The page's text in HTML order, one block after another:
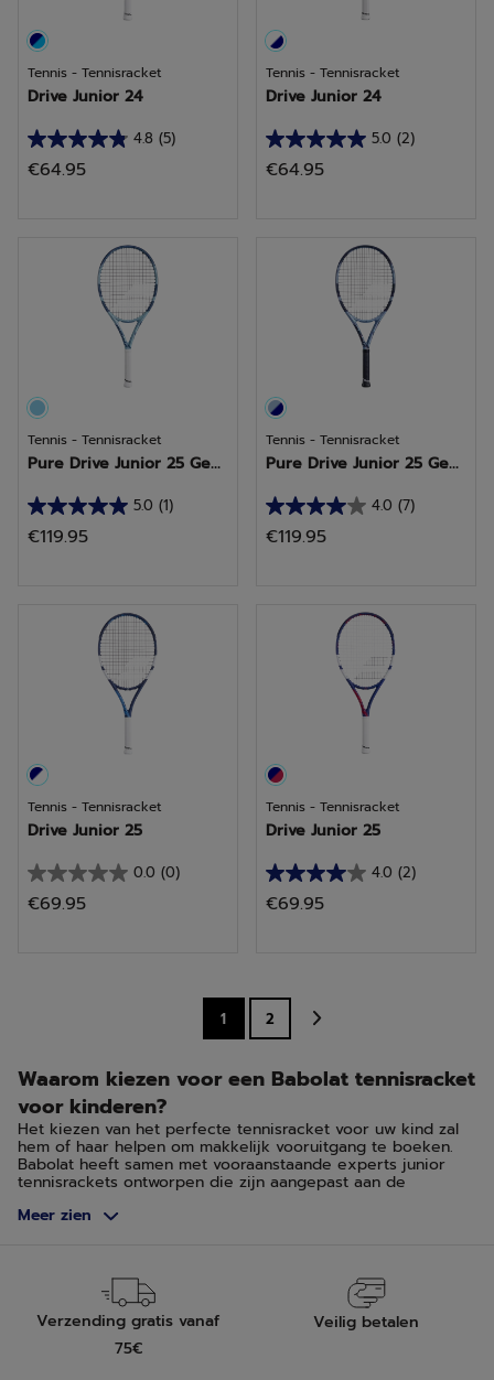
Tennis - Tennisracket
Drive Junior 24
4.8 (5)
4.8
van
beoordelingen
€64.95
Tennis - Tennisracket
Drive Junior 24
5.0 (2)
5.0
van
beoordelingen
€64.95
Tennis - Tennisracket
Pure Drive Junior 25 Ge...
5.0 (1)
5.0
van
beoordeling
€119.95
Tennis - Tennisracket
Pure Drive Junior 25 Ge...
4.0 (7)
4.0
van
beoordelingen
€119.95
Tennis - Tennisracket
Drive Junior 25
0.0 (0)
0.0
van
€69.95
Tennis - Tennisracket
Drive Junior 25
4.0 (2)
4.0
van
sterren.
2
€69.95
1 2
Waarom kiezen voor een Babolat tennisracket
voor kinderen?
Het kiezen van het perfecte tennisracket voor uw kind zal
hem of haar helpen om makkelijk vooruitgang te boeken.
Babolat heeft samen met vooraanstaande experts junior
tennisrackets ontworpen die zijn aangepast aan de
met het Laboratoire Interuniversitaire de Biologie de la
de jongste spelers, met een lengte van 90 cm en groter.
Hoe kiest u een tennisracket voor uw kind
Er zijn twee criteria waarmee u rekening moet houden bij
Meer zien
Verzending gratis vanaf
75€
Veilig betalen